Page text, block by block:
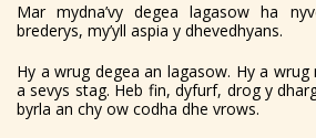
Mar mydna’vy degea lagasow ha
brederys, my’yll aspia y dhevedhyans.
Hy a wrug degea an lagasow. Hy a
a sevys stag. Heb fin, dyfurf, drog y
byrla an chy ow codha dhe vrows.